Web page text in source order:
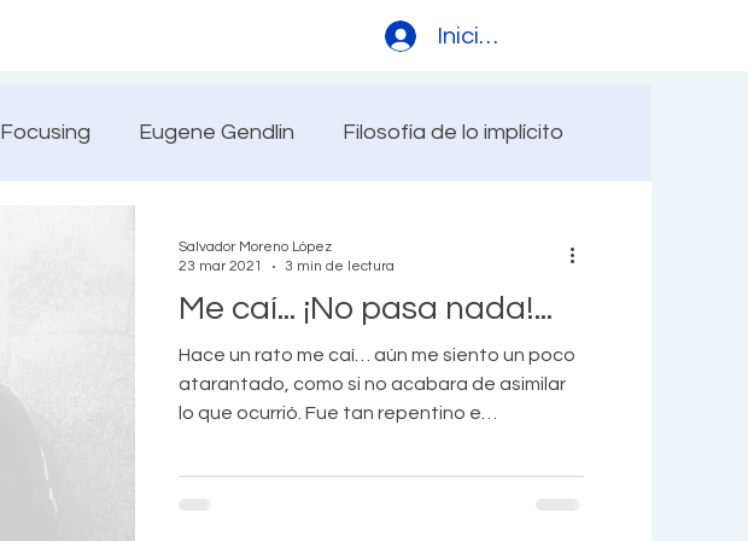
Iniciar sesión
Focusing Eugene Gendlin Filosofía de lo implícito
Trauma y psicoterapia
Emociones saludables
Me caí... ¡No pasa nada!...
Hace un rato me caí… aún me siento un poco
atarantado, como si no acabara de asimilar
lo que ocurrió. Fue tan repentino e
Salvador Moreno López
23 mar 2021
3 min de lectura